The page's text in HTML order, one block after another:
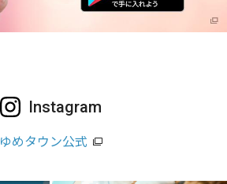
Instagram
ゆめタウン公式